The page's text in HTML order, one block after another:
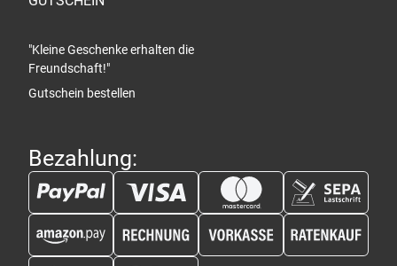
"Kleine Geschenke erhalten die
Freundschaft!"
Gutschein bestellen
Bezahlung: